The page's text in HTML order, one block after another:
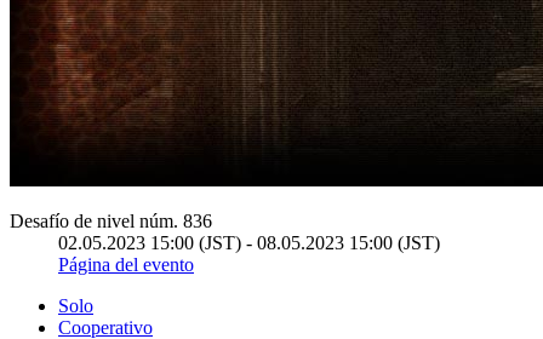
Desafío de nivel núm. 836
02.05.2023 15:00 (JST) - 08.05.2023 15:00 (JST)
Página del evento
Solo
Cooperativo